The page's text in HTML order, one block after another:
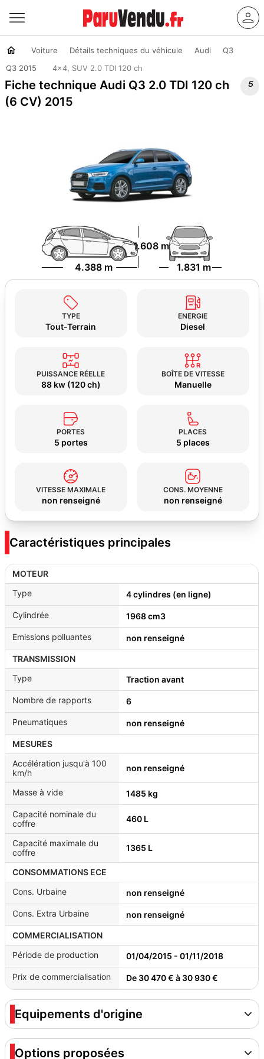
Voiture Détails techniques du véhicule Audi
Q3
Q3 2015
4x4, SUV 2.0 TDI 120 ch
Fiche technique Audi Q3 2.0 TDI 120 ch
(6 CV) 2015

4.388 m 1.831 m
1.608 m
TYPE
Tout-Terrain
ENERGIE
Diesel
PUISSANCE RÉELLE
88 kw (120 ch)
BOÎTE DE VITESSE
Manuelle
PORTES
5 portes
PLACES
5 places
VITESSE MAXIMALE
non renseigné
CONS. MOYENNE
non renseigné
Caractéristiques principales
MOTEUR
Type
4 cylindres (en ligne)
Cylindrée 1968 cm3
Emissions polluantes non renseigné
TRANSMISSION
Type
Traction avant
Nombre de rapports 6
Pneumatiques non renseigné
MESURES
Accélération jusqu'à 100
km/h
non renseigné
Masse à vide 1485 kg
Capacité nominale du
coffre
460 L
Capacité maximale du
coffre
1365 L
CONSOMMATIONS ECE
Cons. Urbaine
non renseigné
Cons. Extra Urbaine non renseigné
COMMERCIALISATION
Période de production
01/04/2015 - 01/11/2018
Prix de commercialisation De 30 470 € à 30 930 €
Equipements d'origine
Options proposées